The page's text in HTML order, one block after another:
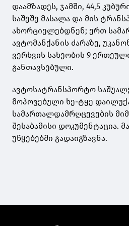
დაამზადეს, ჯამში, 44,5
საშეშე მასალა და მის
ახორციელებდნენ; ერთ
ავტომანქანის ძარაზე,
ვერხვის სახეობის 9
განთავსებული.
ავტოსატრანსპორტო
მოპოვებული ხე-ტყე
სამართალდამრღცევების
შესაბამისი დოკუმენტაცია.
უწყებებში გადაიგზავნა.